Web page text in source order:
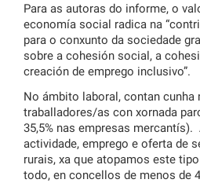
Para as autoras do informe, o
economía social radica na
para o conxunto da sociedade
sobre a cohesión social, a
creación de emprego inclusivo”.
No ámbito laboral, contan cunha
traballadores/as con xornada
35,5% nas empresas mercantís).
actividade, emprego e oferta de
rurais, xa que atopamos este
todo, en concellos de menos de